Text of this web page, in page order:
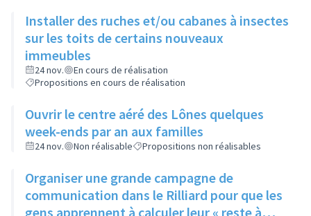
Installer des ruches et/ou cabanes à insectes
sur les toits de certains nouveaux
immeubles
24 nov.
En cours de réalisation
Propositions en cours de réalisation
Ouvrir le centre aéré des Lônes quelques
week-ends par an aux familles
24 nov. Non réalisable Propositions non réalisables
Organiser une grande campagne de
communication dans le Rilliard pour que les
gens apprennent à calculer leur « reste à